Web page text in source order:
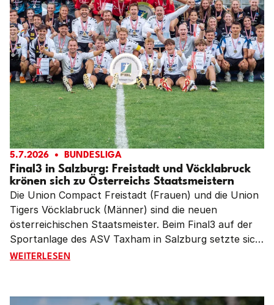
Final3 in Salzburg: Freistadt und Vöcklabruck
krönen sich zu Österreichs Staatsmeistern
5.7.2026 BUNDESLIGA
Die Union Compact Freistadt (Frauen) und die Union
Tigers Vöcklabruck (Männer) sind die neuen
österreichischen Staatsmeister. Beim Final3 auf der
Sportanlage des ASV Taxham in Salzburg setzte sich
Freistadt im Frauen-Endspiel nach verlorenem ersten
Nussbach durch und feierte den ersten Feld-
WEITERLESENFINAL3 IN SALZBURG: FREISTADT UND